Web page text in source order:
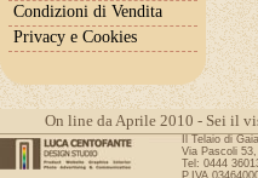
Condizioni di Vendita
Privacy e Cookies
On line da Aprile 2010 - Sei il
Il Telaio di
Via Pascoli
Tel: 0444
P.IVA